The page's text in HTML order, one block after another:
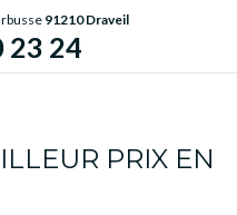
91210 Draveil
23 24
PRIX EN